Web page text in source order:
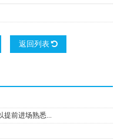
返回列表
提前进场熟悉...